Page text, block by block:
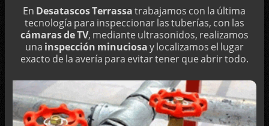
LIMPIEZA DE TUBERÍAS
¿MALOS OLORES EN EL FREGADERO?
CONVENIENCIA DE LA SOSA CÁUSTICA PARA DESATASCOS
EMPRESA DE POCERÍA EN TERRASSA
MANTENIMIENTO DE DEPÓSITOS DE AGUA
LIMPIEZAS CON AGUA A PRESIÓN
En Desatascos Terrassatrabajamos con la última
tecnología para inspeccionar las tuberías, con las
cámaras de TV, mediante ultrasonidos, realizamos
una inspección minuciosay localizamos el lugar
exacto de la avería para evitar tener que abrir todo.